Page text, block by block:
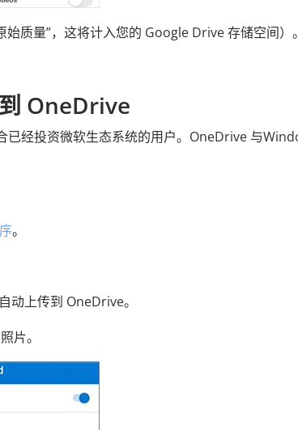
始质量”，这将计入您的 Google Drive 存储空间）
OneDrive
已经投资微软生态系统的用户。OneDrive 与
。
动上传到 OneDrive。
片。